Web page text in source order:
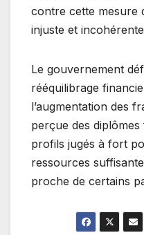
contre cette mesure
injuste et
Le gouvernement
rééquilibrage
l’augmentation des
perçue des
profils jugés à fort
ressources
proche de certains